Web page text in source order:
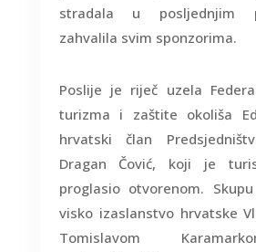
stradala u posljednjim
zahvalila svim sponzorima.
Poslije je riječ uzela
turizma i zaštite okoliša
hrvatski član
Dragan Čović, koji je
proglasio otvorenom.
visko izaslanstvo hrvatske
Tomislavom